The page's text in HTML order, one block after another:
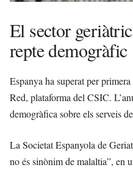
El sector
repte demogràfic
Espanya ha superat per
Red, plataforma del CSIC.
demogràfica sobre els serveis
La Societat Espanyola de
no és sinònim de malaltia”, en